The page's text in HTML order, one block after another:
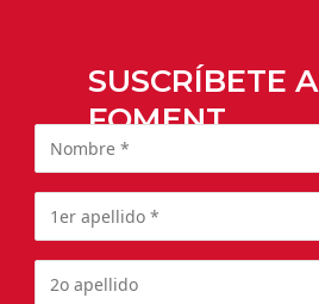
SUSCRÍBETE A
FOMENT